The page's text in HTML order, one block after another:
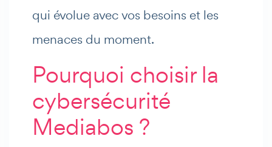
qui évolue avec vos besoins et les
menaces du moment.
Pourquoi choisir la
cybersécurité
Mediabos ?